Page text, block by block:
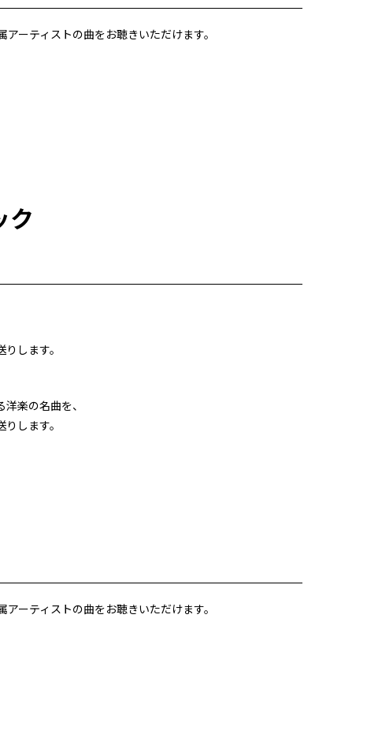
ーティストの曲をお聴きいただけます。
ク
します。
楽の名曲を、
します。
ーティストの曲をお聴きいただけます。